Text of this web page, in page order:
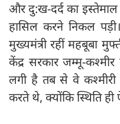
और दु:ख-दर्द का इस्तेमाल
हासिल करने निकल पड़ी।
मुख्यमंत्री रहीं महबूबा
केंद्र सरकार जम्मू-
लगी है तब से वे
करते थे, क्योंकि स्थिति ही